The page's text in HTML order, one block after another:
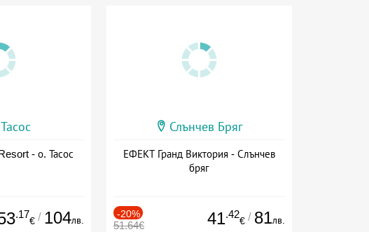
- о. Тасос
.17
€ / 104лв.
Слънчев Бряг
ЕФЕКТ Гранд Виктория - Слънчев
бряг
-20%
51.64€ 41.42
€ / 81лв.